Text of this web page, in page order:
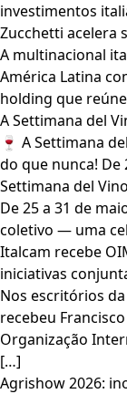
investimentos
Zucchetti acelera
A multinacional
América Latina
holding que
A Settimana del
🍷 A Settimana
do que nunca! De
Settimana del
De 25 a 31 de
coletivo — uma
Italcam recebe
iniciativas
Nos escritórios
recebeu
Organização
[…]
Agrishow 2026: